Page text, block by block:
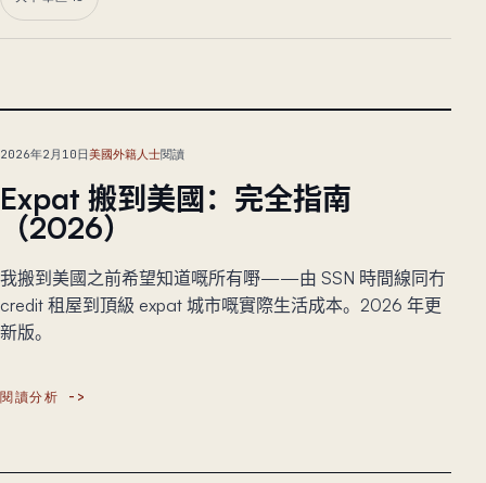
2026年2月10日美國外籍人士閱讀
Expat 搬到美國：完全指南
（2026）
我搬到美國之前希望知道嘅所有嘢——由 SSN 時間線同冇
credit 租屋到頂級 expat 城市嘅實際生活成本。2026 年更
新版。
閱讀分析